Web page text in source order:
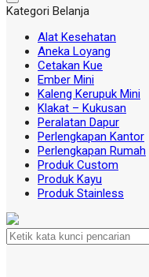
Kategori Belanja
Alat Kesehatan
Aneka Loyang
Cetakan Kue
Ember Mini
Kaleng Kerupuk Mini
Klakat – Kukusan
Peralatan Dapur
Perlengkapan Kantor
Perlengkapan Rumah
Produk Custom
Produk Kayu
Produk Stainless